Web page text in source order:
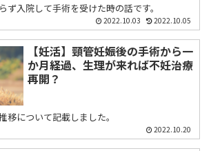
ず入院して手術を受けた時の話です。
2022.10.03 2022.10.05
【妊活】頸管妊娠後の手術から一
か月経過、生理が来れば不妊治療
再開？
移について記載しました。
2022.10.20